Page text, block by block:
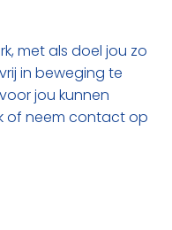
met als doel jou zo
in beweging te
jou kunnen
of neem contact op